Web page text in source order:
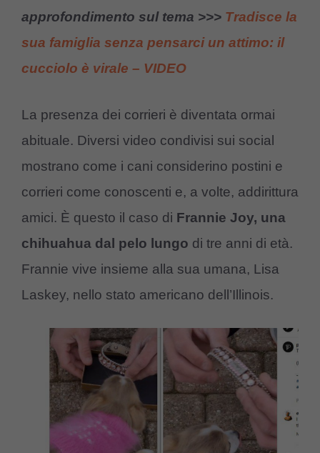
approfondimento sul tema >>> Tradisce la
sua famiglia senza pensarci un attimo: il
cucciolo è virale – VIDEO
La presenza dei corrieri è diventata ormai
abituale. Diversi video condivisi sui social
mostrano come i cani considerino postini e
corrieri come conoscenti e, a volte, addirittura
amici. È questo il caso di Frannie Joy, una
chihuahua dal pelo lungo di tre anni di età.
Frannie vive insieme alla sua umana, Lisa
Laskey, nello stato americano dell’Illinois.